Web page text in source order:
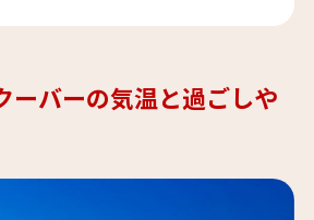
ーバーの気温と過ごしや